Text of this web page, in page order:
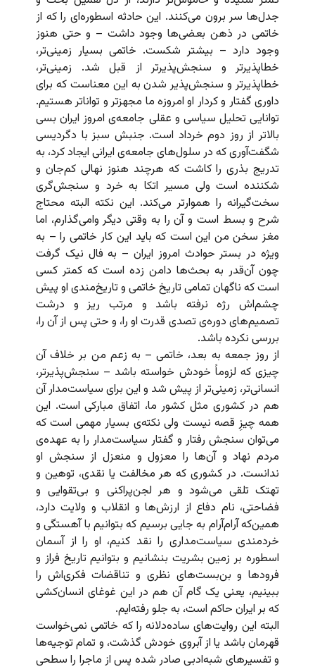
جدل‌ها سر برون می‌کنند. این حادثه اسطوره‌ای را که از
خاتمی در ذهن بعضی‌ها وجود داشت – و حتی هنوز
وجود دارد – بیشتر شکست. خاتمی بسیار زمینی‌تر،
خطاپذیرتر و سنجش‌پذیرتر از قبل شد. زمینی‌تر،
خطاپذیرتر و سنجش‌پذیر شدن به این معناست که برای
داوری گفتار و کردار او امروزه ما مجهزتر و تواناتر هستیم.
توانایی تحلیل سیاسی و عقلی جامعه‌ی امروز ایران بسی
بالاتر از روز دوم خرداد است. جنبش سبز با دگردیسی
شگفت‌آوری که در سلول‌های جامعه‌ی ایرانی ایجاد کرد،‌ به
تدریج بذری را کاشت که هرچند هنوز نهالی کم‌جان و
شکننده است ولی مسیر اتکا به خرد و سنجش‌گری
سخت‌گیرانه را هموارتر می‌کند. این نکته البته محتاج
شرح و بسط است و آن را به وقتی دیگر وامی‌گذارم،‌ اما
مغز سخن من این است که باید این کار خاتمی را – به
ویژه در بستر حوادث امروز ایران – به فال نیک گرفت
چون آن‌قدر به بحث‌ها دامن زده است که کمتر کسی
است که ناگهان تمامی تاریخ خاتمی و تاریخ‌مندی او پیش
چشم‌اش رژه نرفته باشد و مرتب ریز و درشت
تصمیم‌های دوره‌ی تصدی قدرت او را، و حتی پس از آن را،
بررسی نکرده باشد.
از روز جمعه به بعد، خاتمی – به زعم من بر خلاف آن
چیزی که لزوماً خودش خواسته باشد – سنجش‌پذیرتر،
انسانی‌تر، زمینی‌تر از پیش شد و این برای سیاست‌مدار آن
هم در کشوری مثل کشور ما، اتفاق مبارکی است. این
همه چیزِ قصه نیست ولی نکته‌ی بسیار مهمی است که
می‌توان سنجش رفتار و گفتار سیاست‌مدار را به عهده‌ی
مردم نهاد و آن‌ها را معزول و منعزل از سنجش او
ندانست. در کشوری که هر مخالفت یا نقدی، توهین و
تهتک تلقی می‌شود و هر لجن‌پراکنی و بی‌تقوایی و
فضاحتی، نام دفاع از ارزش‌ها و انقلاب و ولایت دارد،
همین‌که آرام‌آرام به جایی برسیم که بتوانیم با آهستگی و
خردمندی سیاست‌مداری را نقد کنیم،‌ او را از آسمان
اسطوره بر زمین بشریت بنشانیم و بتوانیم تاریخ فراز و
فرودها و بن‌بست‌های نظری و تناقضات فکری‌اش را
ببینیم، یعنی یک گام آن هم در این غوغای انسان‌کشی
که بر ایران حاکم است، به جلو رفته‌ایم.
البته این روایت‌های ساده‌دلانه را که خاتمی نمی‌خواست
قهرمان باشد یا از آبروی خودش گذشت، و تمام توجیه‌ها
و تفسیرهای شبه‌ادبی صادر شده پس از ماجرا را سطحی